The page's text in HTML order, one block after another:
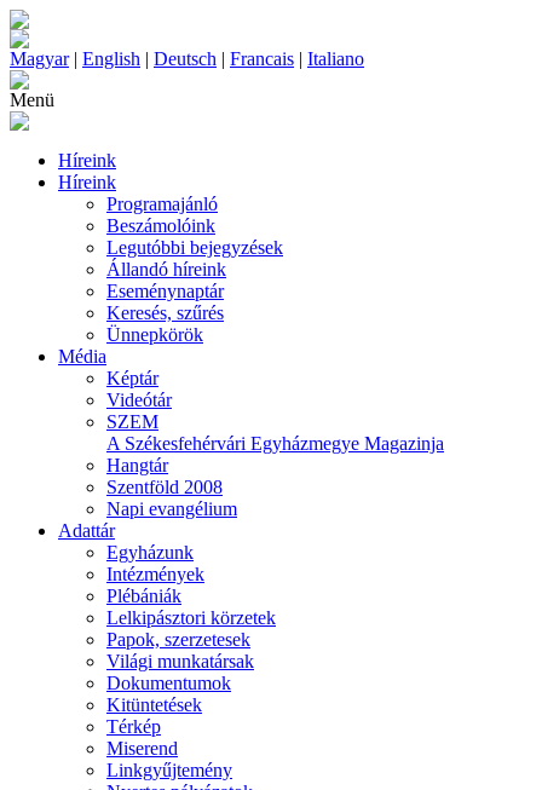
Magyar| English | Deutsch | Francais | Italiano
Menü
Híreink
Híreink
Programajánló
Beszámolóink
Legutóbbi bejegyzések
Állandó híreink
Eseménynaptár
Keresés, szűrés
Ünnepkörök
Média
Képtár
Videótár
SZEM
A Székesfehérvári Egyházmegye Magazinja
Hangtár
Szentföld 2008
Napi evangélium
Adattár
Egyházunk
Intézmények
Plébániák
Lelkipásztori körzetek
Papok, szerzetesek
Világi munkatársak
Dokumentumok
Kitüntetések
Térkép
Miserend
Linkgyűjtemény